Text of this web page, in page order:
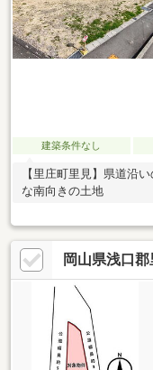
建築条件なし
【里庄町里見】県道沿
な南向きの土地
岡山県浅口